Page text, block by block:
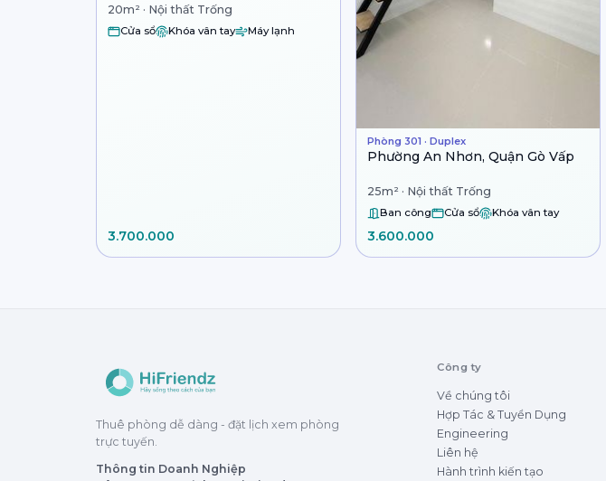
20m² · Nội thất Trống
Cửa sổ Khóa vân tay Máy lạnh
3.700.000
Phòng 301 · Duplex
Phường An Nhơn, Quận Gò Vấp
25m² · Nội thất Trống
Ban công Cửa sổ Khóa vân tay
3.600.000
Thuê phòng dễ dàng - đặt lịch xem phòng
trực tuyến.
Thông tin Doanh Nghiệp
Công ty
Về chúng tôi
Hợp Tác & Tuyển Dụng
Engineering
Liên hệ
Hành trình kiến tạo